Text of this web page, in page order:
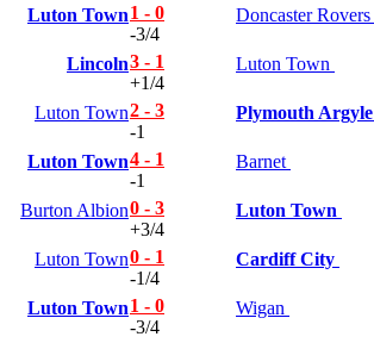
Đan Mạch
Australia
Hàn Quốc
Trung Quốc
Arập Xêút
Bahrain
Hồng Kông
Iran
Jordan
Kuwait
Luton Town1 - 0
-3/4
Doncaster Rovers
Lincoln3 - 1
+1/4
Luton Town
Luton Town2 - 3
-1
Plymouth Argyle
Luton Town4 - 1
-1
Barnet
Burton Albion0 - 3
+3/4
Luton Town
Luton Town0 - 1
-1/4
Cardiff City
Luton Town1 - 0
-3/4
Wigan